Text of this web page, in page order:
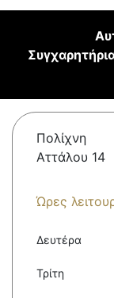
Πολίχνη
Αττάλου 14
Ώρες
Δευτέρα
Τρίτη